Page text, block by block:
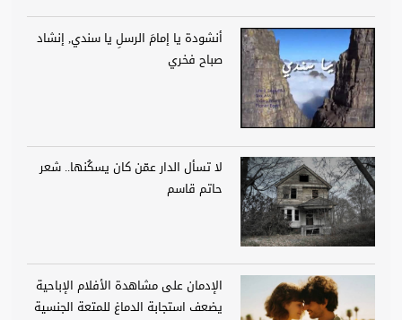
أنشودة يا إمامَ الرسلِ يا سندي, إنشاد
صباح فخري
لا تسأل الدار عمّن كان يسكُنها.. شعر
حاتم قاسم
الإدمان على مشاهدة الأفلام الإباحية
يضعف استجابة الدماغ للمتعة الجنسية